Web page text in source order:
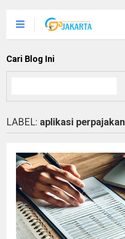
Cari Blog Ini
LABEL: aplikasi perpajakan